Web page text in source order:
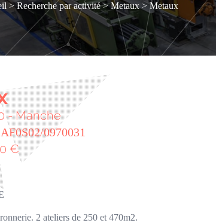
Recherche par activité Metaux Metaux
- Manche
AF0S02/0970031
€
2 ateliers de 250 et 470m2.